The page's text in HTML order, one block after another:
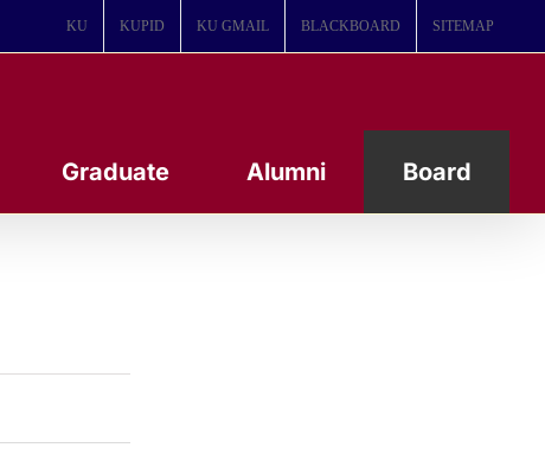
KU KUPID KU GMAIL BLACKBOARD SITEMAP
Graduate Alumni Board